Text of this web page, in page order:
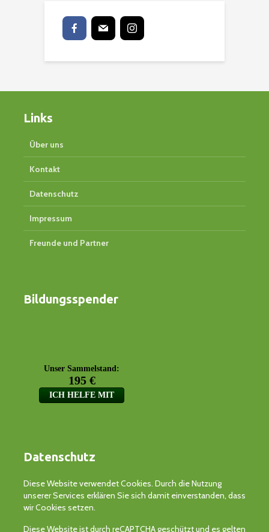
Links
Über uns
Kontakt
Datenschutz
Impressum
Freunde und Partner
Bildungsspender
Datenschutz
Diese Website verwendet Cookies. Durch die Nutzung
unserer Services erklären Sie sich damit einverstanden, dass
wir Cookies setzen.
Diese Website ist durch reCAPTCHA geschützt und es gelten